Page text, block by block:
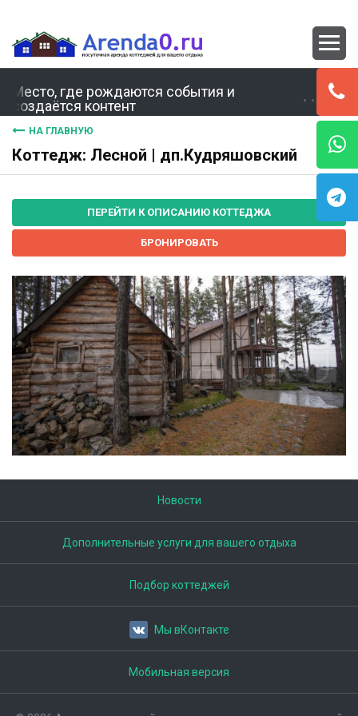
Место, где рождаются события и
создаётся контент
НА ГЛАВНУЮ
Коттедж: Лесной | дп.Кудряшовский
ПЕРЕЙТИ К ОПИСАНИЮ КОТТЕДЖА
БРОНИРОВАТЬ
Новости
Дополнительные услуги для вашего отдыха
Подбор коттеджей
Мы вКонтакте
Мобильная версия